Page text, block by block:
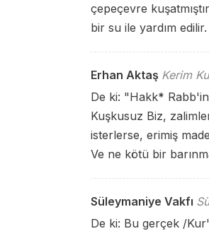
çepeçevre
bir su ile yardım
Erhan Aktaş Kerim
De ki: "Hakk*
Kuşkusuz Biz,
isterlerse, erimiş
Ve ne kötü bir
Süleymaniye Vakfı
De ki: Bu gerçek /